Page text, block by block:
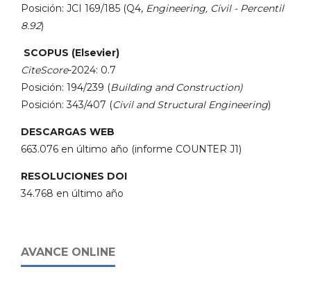
Posición: JCI 169/185 (Q4, Engineering, Civil - Percentil
8.92)
SCOPUS (Elsevier)
CiteScore-2024: 0.7
Posición: 194/239 (Building and Construction)
Posición: 343/407 (Civil and Structural Engineering)
DESCARGAS WEB
663.076 en último año (informe COUNTER J1)
RESOLUCIONES DOI
34.768 en último año
AVANCE ONLINE